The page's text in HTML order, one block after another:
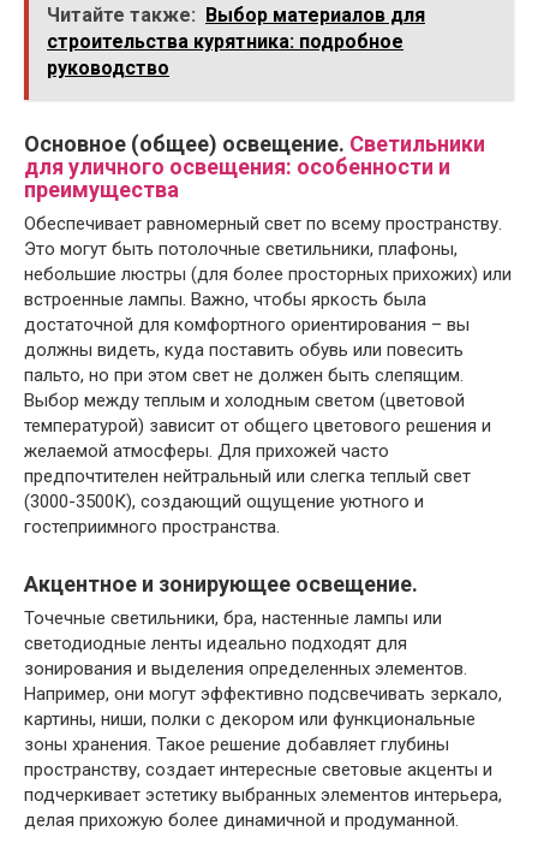
Читайте также: Выбор материалов для
строительства курятника: подробное
руководство
Основное (общее) освещение. Светильники
для уличного освещения: особенности и
преимущества
Обеспечивает равномерный свет по всему пространству.
Это могут быть потолочные светильники, плафоны,
небольшие люстры (для более просторных прихожих) или
встроенные лампы. Важно, чтобы яркость была
достаточной для комфортного ориентирования – вы
должны видеть, куда поставить обувь или повесить
пальто, но при этом свет не должен быть слепящим.
Выбор между теплым и холодным светом (цветовой
температурой) зависит от общего цветового решения и
желаемой атмосферы. Для прихожей часто
предпочтителен нейтральный или слегка теплый свет
(3000-3500К), создающий ощущение уютного и
гостеприимного пространства.
Акцентное и зонирующее освещение.
Точечные светильники, бра, настенные лампы или
светодиодные ленты идеально подходят для
зонирования и выделения определенных элементов.
Например, они могут эффективно подсвечивать зеркало,
картины, ниши, полки с декором или функциональные
зоны хранения. Такое решение добавляет глубины
пространству, создает интересные световые акценты и
подчеркивает эстетику выбранных элементов интерьера,
делая прихожую более динамичной и продуманной.